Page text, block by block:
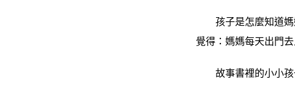
孩子是怎麼知道媽
覺得：媽媽每天出門
故事書裡的小小孩